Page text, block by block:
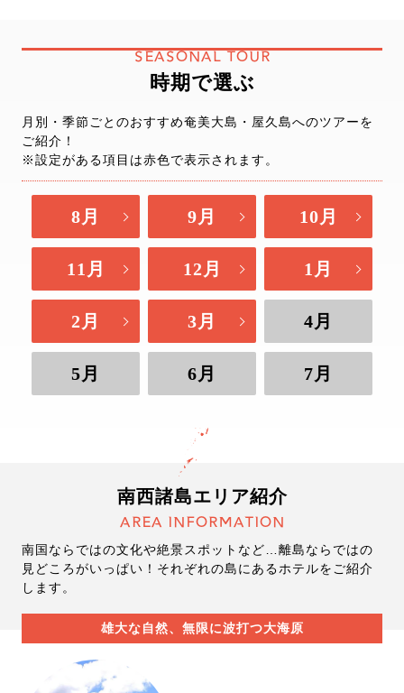
SEASONAL TOUR
時期で選ぶ
月別・季節ごとのおすすめ奄美大島・屋久島へのツアーを
ご紹介！
※設定がある項目は赤色で表示されます。
8月 9月 10月
11月 12月 1月
2月 3月 4月
5月 6月 7月
南西諸島エリア紹介
AREA INFORMATION
南国ならではの文化や絶景スポットなど…離島ならではの
見どころがいっぱい！それぞれの島にあるホテルをご紹介
します。
雄大な自然、無限に波打つ大海原